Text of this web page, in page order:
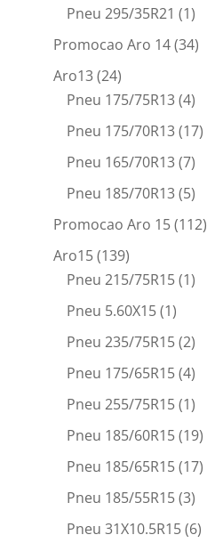
Pneu 295/35R21 (1)
Promocao Aro 14(34)
Aro13(24)
Pneu 175/75R13(4)
Pneu 175/70R13(17)
Pneu 165/70R13(7)
Pneu 185/70R13(5)
Promocao Aro 15(112)
Aro15(139)
Pneu 215/75R15(1)
Pneu 5.60X15(1)
Pneu 235/75R15(2)
Pneu 175/65R15(4)
Pneu 255/75R15(1)
Pneu 185/60R15(19)
Pneu 185/65R15(17)
Pneu 185/55R15(3)
Pneu 31X10.5R15(6)